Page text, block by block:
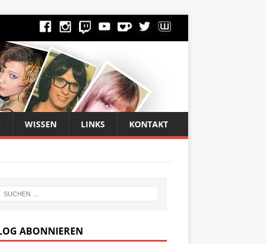
WISSEN LINKS KONTAKT
ABONNIEREN